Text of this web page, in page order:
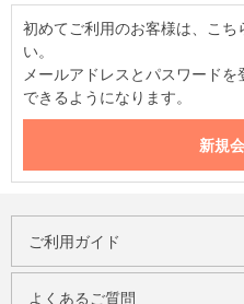
初めてご利用のお客様は、こち
い。
メールアドレスとパスワード
できるようになります。
ご利用ガイド
よくあるご質問